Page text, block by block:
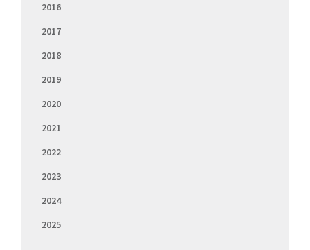
2016
2017
2018
2019
2020
2021
2022
2023
2024
2025